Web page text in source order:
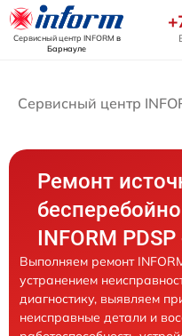
Сервисный центр INFORM в
Барнауле
Сервисный центр
Ремонт
INFORM
Выполняем ремонт
устранением
диагностику, выявляем
неисправные детали и